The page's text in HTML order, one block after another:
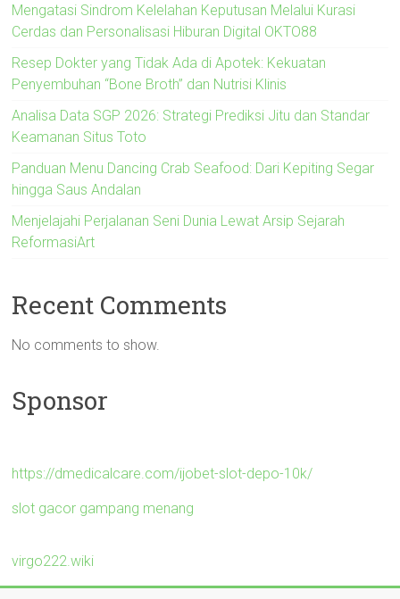
Mengatasi Sindrom Kelelahan Keputusan Melalui Kurasi
Cerdas dan Personalisasi Hiburan Digital OKTO88
Resep Dokter yang Tidak Ada di Apotek: Kekuatan
Penyembuhan “Bone Broth” dan Nutrisi Klinis
Analisa Data SGP 2026: Strategi Prediksi Jitu dan Standar
Keamanan Situs Toto
Panduan Menu Dancing Crab Seafood: Dari Kepiting Segar
hingga Saus Andalan
Menjelajahi Perjalanan Seni Dunia Lewat Arsip Sejarah
ReformasiArt
Recent Comments
No comments to show.
Sponsor
https://dmedicalcare.com/ijobet-slot-depo-10k/
slot gacor gampang menang
virgo222.wiki